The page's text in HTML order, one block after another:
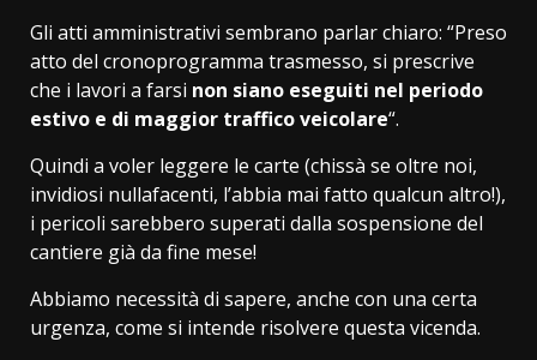
Gli atti amministrativi sembrano parlar chiaro: “Preso
atto del cronoprogramma trasmesso, si prescrive
che i lavori a farsi non siano eseguiti nel periodo
estivo e di maggior traffico veicolare“.
Quindi a voler leggere le carte (chissà se oltre noi,
invidiosi nullafacenti, l’abbia mai fatto qualcun altro!),
i pericoli sarebbero superati dalla sospensione del
cantiere già da fine mese!
Abbiamo necessità di sapere, anche con una certa
urgenza, come si intende risolvere questa vicenda.